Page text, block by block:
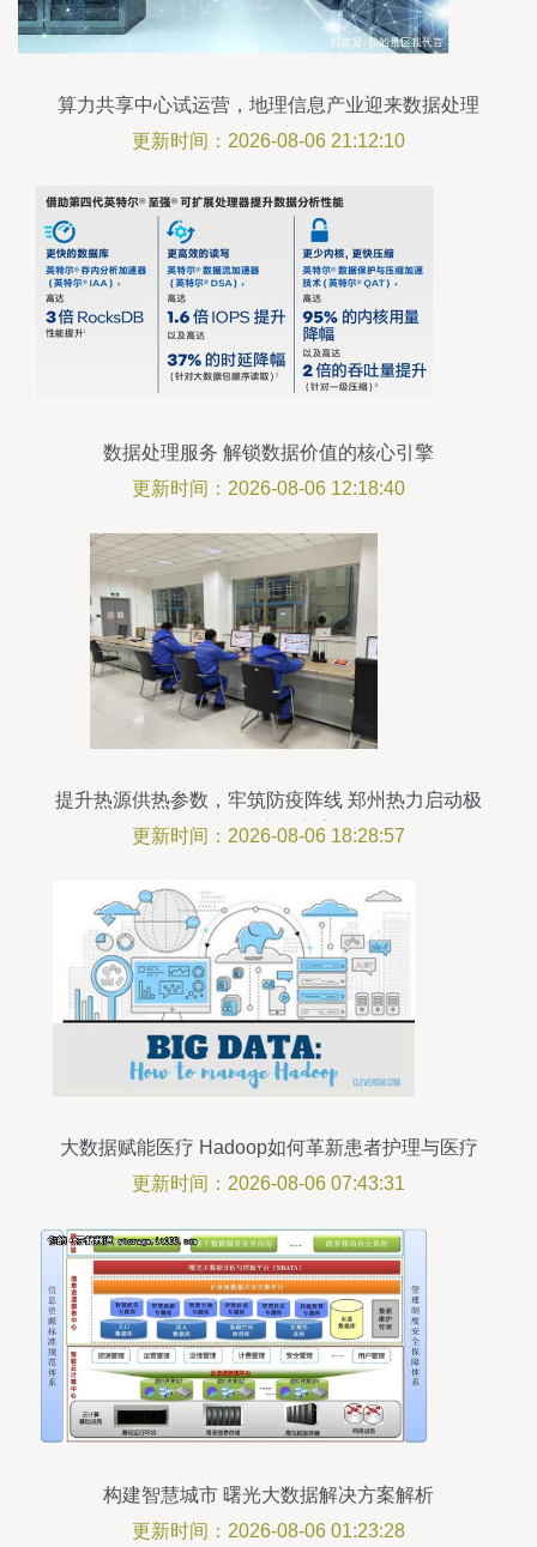
算力共享中心试运营，地理信息产业迎来数据处理
新篇章
更新时间：2026-08-06 21:12:10
数据处理服务 解锁数据价值的核心引擎
更新时间：2026-08-06 12:18:40
提升热源供热参数，牢筑防疫阵线 郑州热力启动极
端天气应急方案
更新时间：2026-08-06 18:28:57
大数据赋能医疗 Hadoop如何革新患者护理与医疗
服务
更新时间：2026-08-06 07:43:31
构建智慧城市 曙光大数据解决方案解析
更新时间：2026-08-06 01:23:28